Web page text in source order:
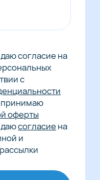
согласие на
с
принимаю
оферты
даюсогласие на
и